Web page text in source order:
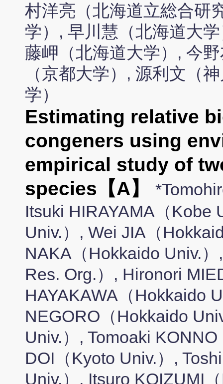
村洋亮（北海道立総合研
学）, 早川慧（北海道大
藤岬（北海道大学）, 今
（京都大学）, 源利文（
学）
Estimating relative
congeners using
empirical study of
species【A】
Itsuki HIRAYAMA（Kobe
Univ.）, Wei JIA（
NAKA（Hokkaido Univ.
Res. Org.）, Hironori
HAYAKAWA（Hokkaido
NEGORO（Hokkaido
Univ.）, Tomoaki
DOI（Kyoto Univ.）,
Univ.）, Itsuro KOIZUMI